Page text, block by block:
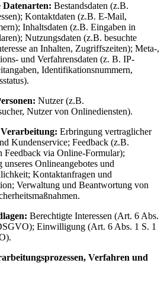
Datenarten: Bestandsdaten (z.B.
Kontaktdaten (z.B. E-Mail,
Inhaltsdaten (z.B. Eingaben in
Nutzungsdaten (z.B. besuchte
an Inhalten, Zugriffszeiten); Meta-,
und Verfahrensdaten (z. B. IP-
Identifikationsnummern,
Nutzer (z.B.
Nutzer von Onlinediensten).
Erbringung vertraglicher
Kundenservice; Feedback (z.B.
Feedback via Online-Formular);
unseres Onlineangebotes und
Kontaktanfragen und
Verwaltung und Beantwortung von
Berechtigte Interessen (Art. 6 Abs.
Einwilligung (Art. 6 Abs. 1 S. 1
Verfahren und